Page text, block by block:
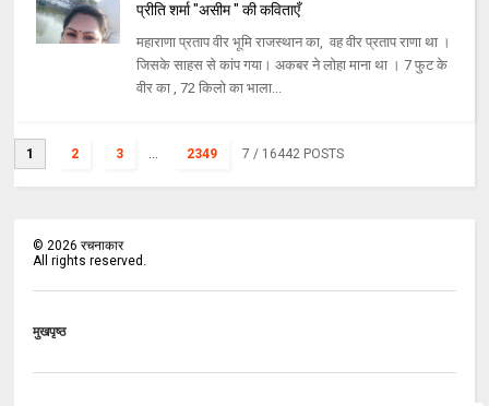
प्रीति शर्मा "असीम " की कविताएँ
महाराणा प्रताप वीर भूमि राजस्थान का, वह वीर प्रताप राणा था ।
जिसके साहस से कांप गया। अकबर ने लोहा माना था । 7 फुट के
वीर का , 72 किलो का भाला...
1 2 3 ... 2349 7 / 16442 POSTS
©2026 रचनाकार
All rights reserved.
मुखपृष्ठ